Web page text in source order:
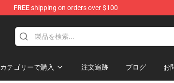
FREEshipping on orders over $100
カテゴリーで購入 注文追跡 ブログ お